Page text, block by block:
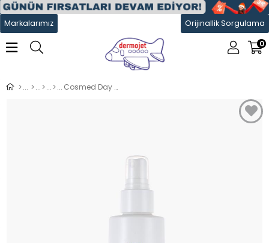
Markalarımız
Orijinallik Sorgulama
0
Cosmed Day To Day Mineral Boosting Toner 200 ml